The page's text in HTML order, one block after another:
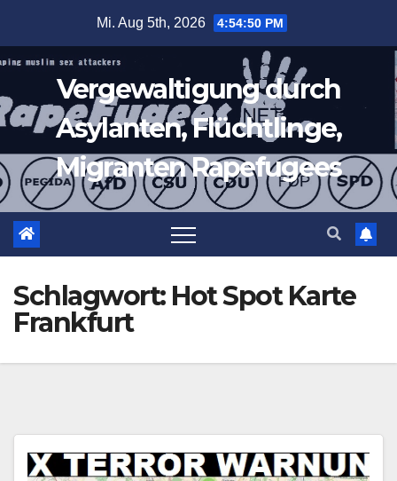
springen
Mi. Aug 5th, 2026 4:54:50 PM
Vergewaltigung durch
Asylanten, Flüchtlinge,
Migranten Rapefugees
Schlagwort: Hot Spot Karte
Frankfurt